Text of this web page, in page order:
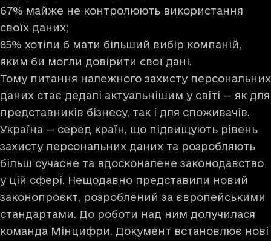
67% майже не контролюють використання
своїх даних;
85% хотіли б мати більший вибір компаній,
яким би могли довірити свої дані.
Тому питання належного захисту персональних
даних стає дедалі актуальнішим у світі — як для
представників бізнесу, так і для споживачів.
Україна — серед країн, що підвищують рівень
захисту персональних даних та розробляють
більш сучасне та вдосконалене законодавство
у цій сфері. Нещодавно представили новий
законопроєкт, розроблений за європейськими
стандартами. До роботи над ним долучилася
команда Мінцифри. Документ встановлює нові